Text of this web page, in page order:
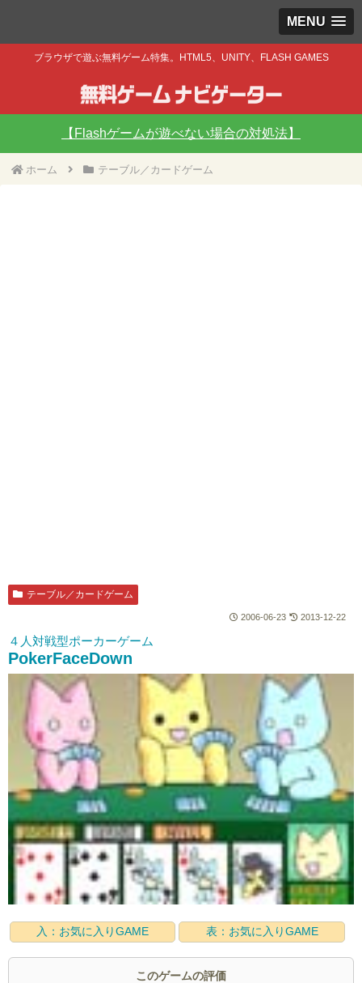
MENU
ブラウザで遊ぶ無料ゲーム特集。HTML5、UNITY、FLASH GAMES
【Flashゲームが遊べない場合の対処法】
ホーム テーブル／カードゲーム
テーブル／カードゲーム
2006-06-23 2013-12-22
４人対戦型ポーカーゲーム
PokerFaceDown
入：お気に入りGAME 表：お気に入りGAME
このゲームの評価